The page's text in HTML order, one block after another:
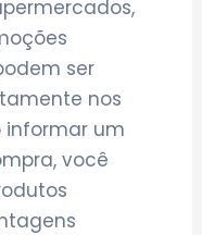
ser
nos
informar um
você